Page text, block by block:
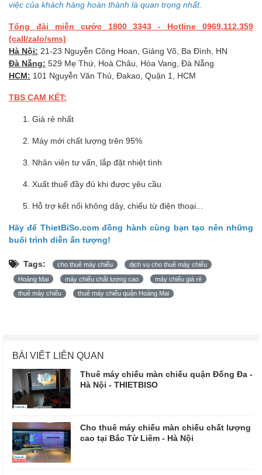
việc của khách hàng hoàn thành là quan trọng nhất.
Tổng đài miễn cước 1800 3343 - Hotline 0969.112.359
(call/zalo/sms)
Hà Nội: 21-23 Nguyễn Công Hoan, Giảng Võ, Ba Đình, HN
Đà Nẵng: 529 Mẹ Thứ, Hoà Châu, Hòa Vang, Đà Nẵng
HCM: 101 Nguyễn Văn Thủ, Đakao, Quận 1, HCM
TBS CAM KẾT:
Giá rẻ nhất
Máy mới chất lượng trên 95%
Nhân viên tư vấn, lắp đặt nhiệt tình
Xuất thuế đầy đủ khi được yêu cầu
Hỗ trợ kết nối không dây, chiếu từ điện thoại...
Hãy để ThietBiSo.com đồng hành cùng bạn tạo nên những
buổi trình diễn ấn tượng!
Tags: cho thuê máy chiếu dịch vụ cho thuê máy chiếu
Hoàng Mai máy chiếu chất lượng cao máy chiếu giá rẻ
thuê máy chiếu thuê máy chiếu quận Hoàng Mai
BÀI VIẾT LIÊN QUAN
Thuê máy chiếu màn chiếu quận Đống Đa -
Hà Nội - THIETBISO
Cho thuê máy chiếu màn chiếu chất lượng
cao tại Bắc Từ Liêm - Hà Nội